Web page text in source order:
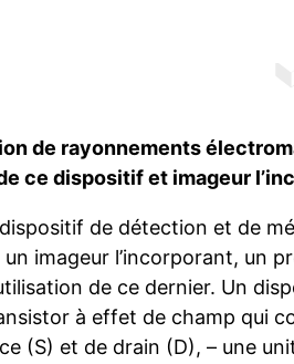
de rayonnements
ce dispositif et imageur
de détection et de
imageur l’incorporant, un
de ce dernier. Un
à effet de champ qui
(S) et de drain (D), – une